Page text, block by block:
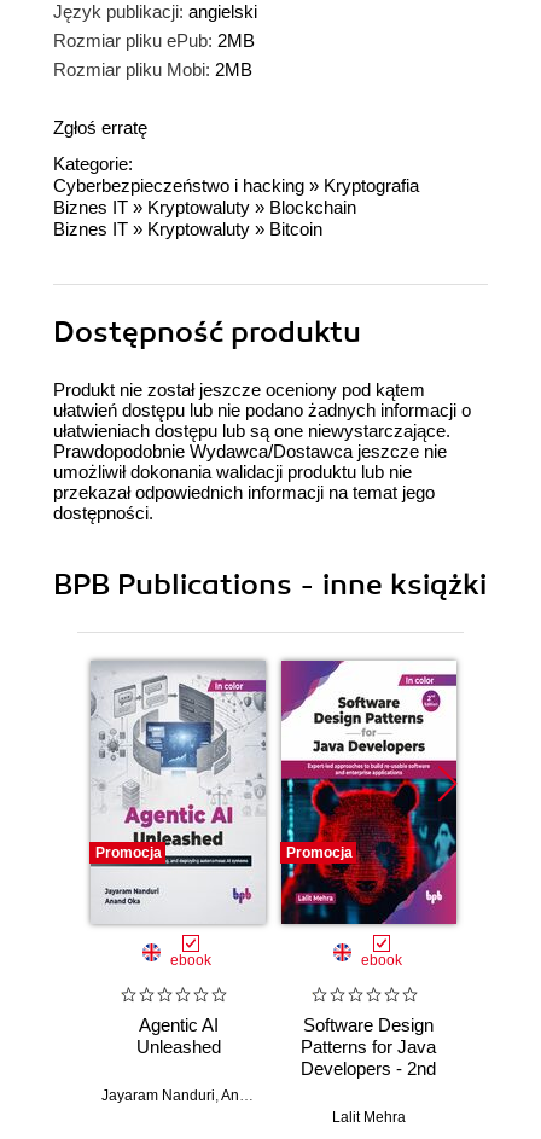
Język publikacji: angielski
Rozmiar pliku ePub: 2MB
Rozmiar pliku Mobi: 2MB
Zgłoś erratę
Kategorie:
Cyberbezpieczeństwo i hacking » Kryptografia
Biznes IT » Kryptowaluty » Blockchain
Biznes IT » Kryptowaluty » Bitcoin
Dostępność produktu
Produkt nie został jeszcze oceniony pod kątem
ułatwień dostępu lub nie podano żadnych informacji o
ułatwieniach dostępu lub są one niewystarczające.
Prawdopodobnie Wydawca/Dostawca jeszcze nie
umożliwił dokonania walidacji produktu lub nie
przekazał odpowiednich informacji na temat jego
dostępności.
BPB Publications - inne książki
Promocja
ebook
Agentic AI
Unleashed
Jayaram Nanduri Anand Oka
Promocja
ebook
Software Design
Patterns for Java
Developers - 2nd
Lalit Mehra